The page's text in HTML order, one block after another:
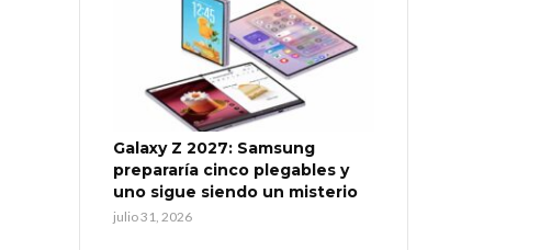
Galaxy Z 2027: Samsung
prepararía cinco plegables y
uno sigue siendo un misterio
julio 31, 2026